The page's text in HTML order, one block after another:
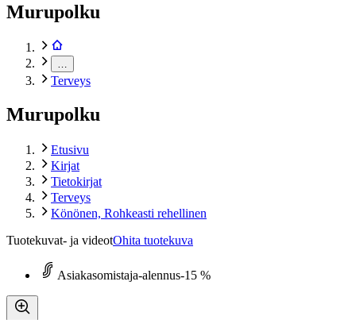
Murupolku
Terveys
Murupolku
Etusivu
Kirjat
Tietokirjat
Terveys
Könönen, Rohkeasti rehellinen
Tuotekuvat- ja videotOhita tuotekuva
Asiakasomistaja-alennus-15 %